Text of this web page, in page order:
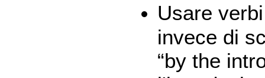
Usare
invece di
“by the